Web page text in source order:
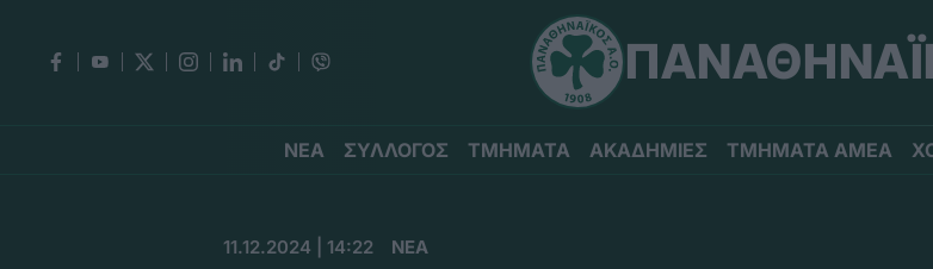
ΝΕΑ ΣΥΛΛΟΓΟΣ ΤΜΗΜΑΤΑ ΑΚΑΔΗΜΙΕΣ ΤΜΗΜΑΤΑ ΑΜΕΑ
11.12.2024 | 14:22 ΝΕΑ